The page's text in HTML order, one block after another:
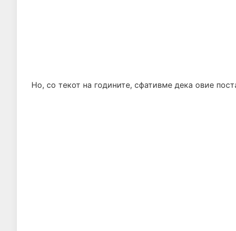
Но, со текот на годините, сфативме дека овие